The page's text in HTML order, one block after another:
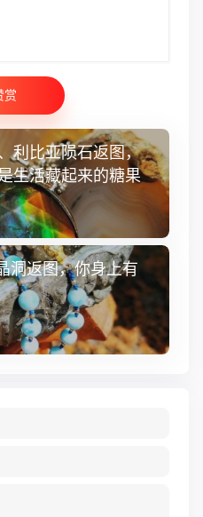
赏
利比亚陨石返图，
生活藏起来的糖果
洞返图，你身上有